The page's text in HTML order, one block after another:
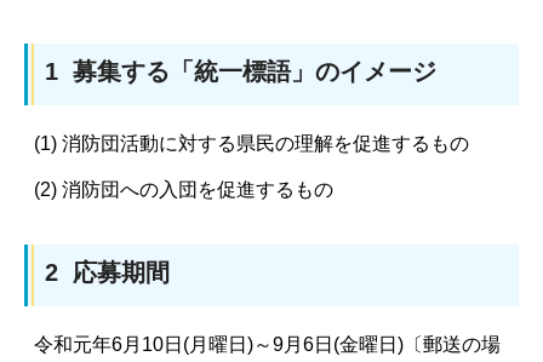
1 募集する「統一標語」のイメージ
(1) 消防団活動に対する県民の理解を促進するもの
(2) 消防団への入団を促進するもの
2 応募期間
令和元年6月10日(月曜日)～9月6日(金曜日)〔郵送の場